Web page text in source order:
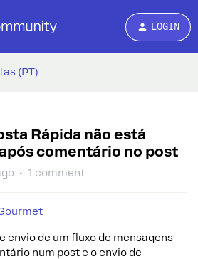
LOGIN
(PT)
Rápida não está
comentário no post
1 comment
envio de um fluxo de mensagens
num post e o envio de